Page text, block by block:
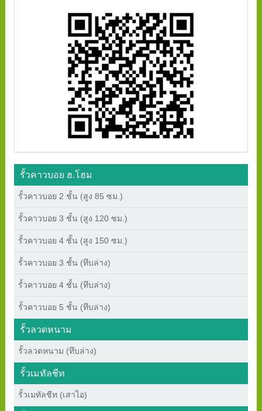
รั้วคาวบอย ฮ.โฮม
รั้วคาวบอย 2 ชั้น (สูง 85 ซม.)
รั้วคาวบอย 3 ชั้น (สูง 120 ซม.)
รั้วคาวบอย 4 ชั้น (สูง 150 ซม.)
รั้วคาวบอย 3 ชั้น (ทึบล่าง)
รั้วคาวบอย 4 ชั้น (ทึบล่าง)
รั้วคาวบอย 5 ชั้น (ทึบล่าง)
รั้วลวดหนาม
รั้วลวดหนาม (ทึบล่าง)
รั้วเมทัลชีท
รั้วเมทัลชีท (เสาไอ)